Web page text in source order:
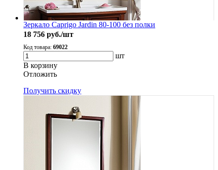
Зеркало Caprigo Jardin 80-100 без полки
18 756 руб./шт
Код товара: 69022
шт
В корзину
Oтложить
Получить скидку